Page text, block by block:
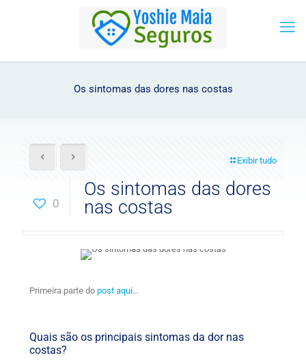
Os sintomas das dores nas costas
Exibir tudo
0
Os sintomas das dores
nas costas
Primeira parte do post aqui…
Quais são os principais sintomas da dor nas
costas?